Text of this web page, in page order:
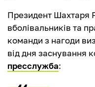
Президент Шахтаря
вболівальників та
команди з нагоди
від дня заснування
пресслужба: